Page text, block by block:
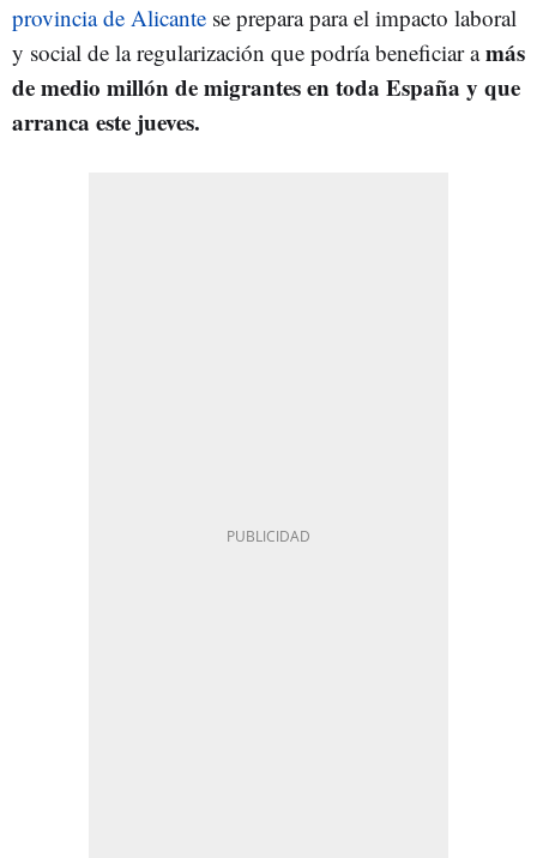
provincia de Alicante se prepara para el impacto laboral
y social de la regularización que podría beneficiar amás
de medio millón de migrantes en toda España y que
arranca este jueves.